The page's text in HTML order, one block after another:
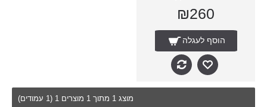
₪260
הוסף לעגלה
מוצג 1 מתוך 1 מוצרים 1 (1 עמודים)